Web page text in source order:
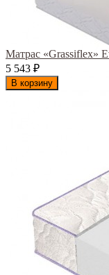
Матрас «Grassiflex»
5 543 ₽
В корзину